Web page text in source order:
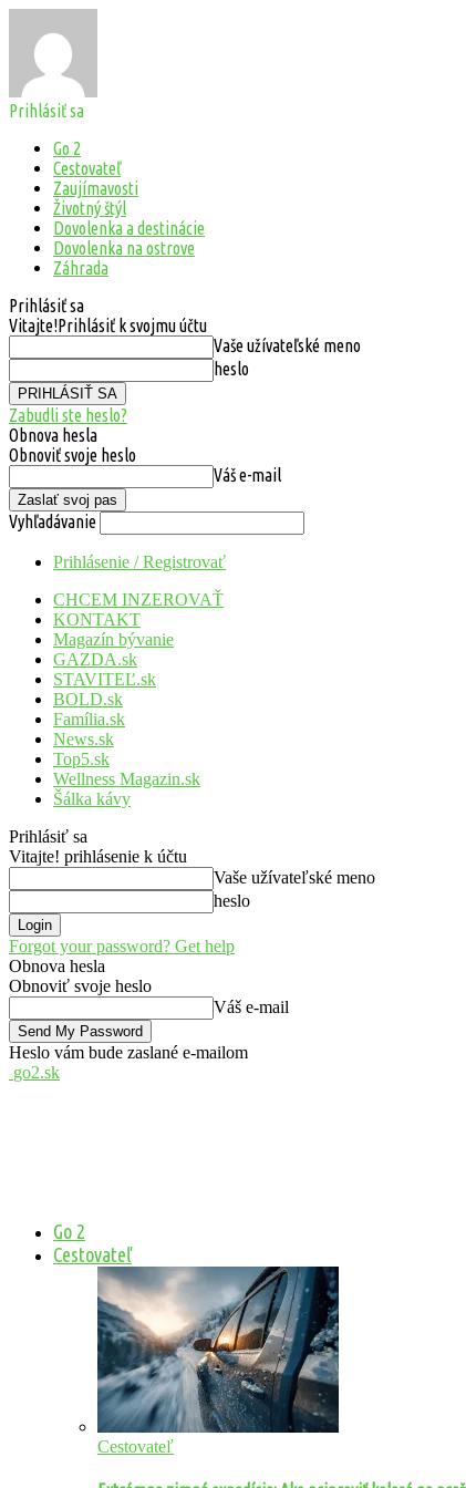
Prihlásiť sa
Go 2
Cestovateľ
Zaujímavosti
Životný štýl
Dovolenka a destinácie
Dovolenka na ostrove
Záhrada
Prihlásiť sa
Vitajte!Prihlásiť k svojmu účtu
Vaše užívateľské meno
heslo
Zabudli ste heslo?
Obnova hesla
Obnoviť svoje heslo
Váš e-mail
Vyhľadávanie
Prihlásenie / Registrovať
CHCEM INZEROVAŤ
KONTAKT
Magazín bývanie
GAZDA.sk
STAVITEĽ.sk
BOLD.sk
Família.sk
News.sk
Top5.sk
Wellness Magazin.sk
Šálka kávy
Prihlásiť sa
Vitajte! prihlásenie k účtu
Vaše užívateľské meno
heslo
Forgot your password? Get help
Obnova hesla
Obnoviť svoje heslo
Váš e-mail
Heslo vám bude zaslané e-mailom
go2.sk
Go 2
Cestovateľ
Cestovateľ